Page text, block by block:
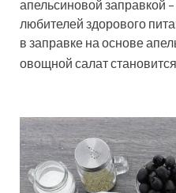
апельсиновой заправкой
любителей здорового
в заправке на основе
овощной салат